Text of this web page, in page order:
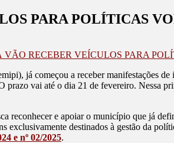
PARA POLÍTICAS
VÃO RECEBER VEÍCULOS PARA
já começou a receber manifestações
vai até o dia 21 de fevereiro. Nessa
reconhecer e apoiar o município que já
destinados à gestão da
e nº 02/2025.